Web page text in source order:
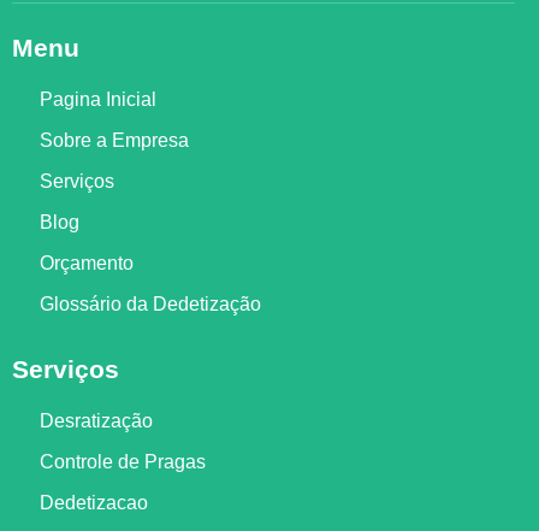
Menu
Pagina Inicial
Sobre a Empresa
Serviços
Blog
Orçamento
Glossário da Dedetização
Serviços
Desratização
Controle de Pragas
Dedetizacao